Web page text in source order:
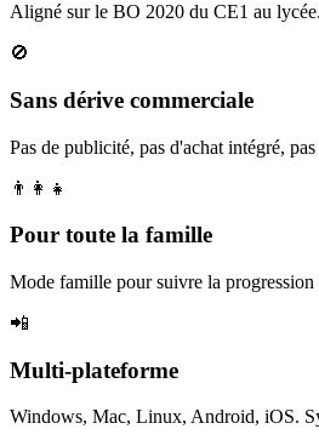
Aligné sur le BO 2020 du CE1 au
🚫
Sans dérive commerciale
Pas de publicité, pas d'achat intégré,
👨‍👩‍👧
Pour toute la famille
Mode famille pour suivre la progression
📲
Multi-plateforme
Windows, Mac, Linux, Android, iOS.